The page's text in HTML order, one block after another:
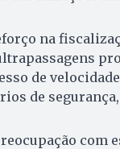
na
de
de
com